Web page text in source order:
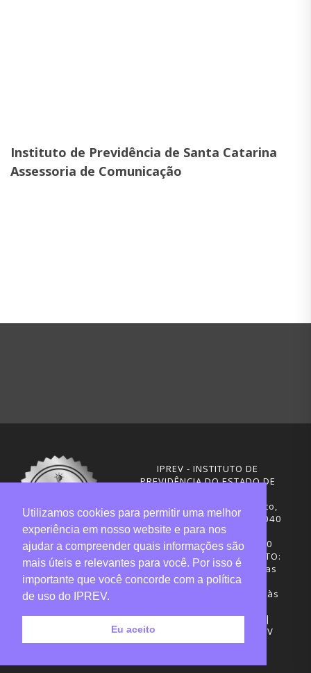
Instituto de Previdência de Santa Catarina
Assessoria de Comunicação
IPREV - INSTITUTO DE
PREVIDÊNCIA DO ESTADO DE
Rua Visconde de Ouro Preto,
291 – Centro - CEP: 88020-040
Florianópolis - SC
Telefones: (48) 3665-4600
HORÁRIO DE FUNCIONAMENTO:
Central de Atendimento: das
12h30 às 18h
Sede administrativa: 7h30 às
Desenvolvimento: CIASC |
Gestão do conteúdo: IPREV
Utilizamos cookies para permitir uma melhor
experiência em nosso website e para nos
ajudar a compreender quais informações são
mais úteis e relevantes para você. Por isso é
importante que você concorde com a política
de uso do IPREV.
Eu aceito